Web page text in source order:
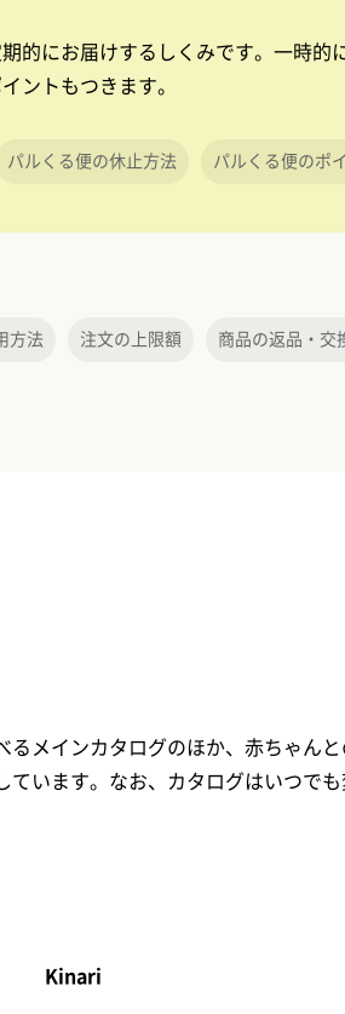
的にお届けするしくみです。一時
ントもつきます。
パルくる便の休止方法 パルくる便のポ
方法 注文の上限額 商品の返品・交
るメインカタログのほか、赤ちゃん
ています。なお、カタログはいつでも
Kinari